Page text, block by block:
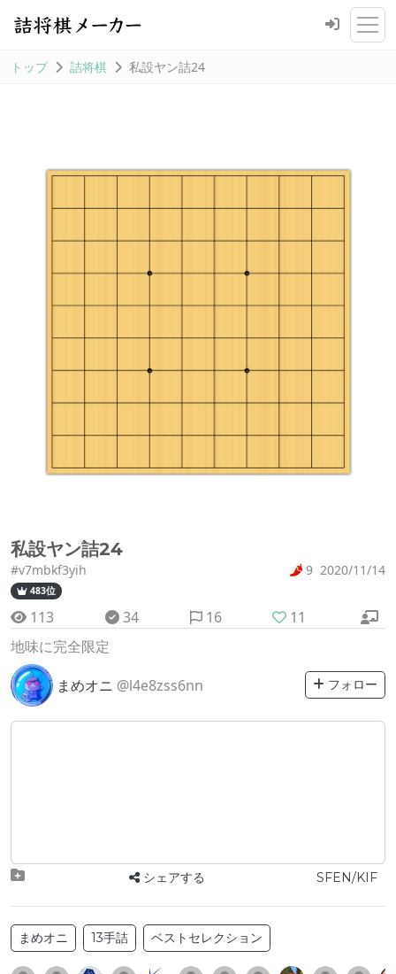
トップ 詰将棋 私設ヤン詰24
私設ヤン詰24
#v7mbkf3yih 9 2020/11/14
483位
113 34 16
11
地味に完全限定
まめオニ @l4e8zss6nn フォロー
シェアする SFEN/KIF
まめオニ 13手詰 ベストセレクション